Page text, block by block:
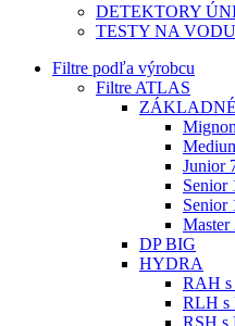
DETEKTORY
TESTY NA VODU
Filtre podľa výrobcu
Filtre ATLAS
Junior
Senior
Senior
Master
DP BIG
HYDRA
RAH s
RLH s
RSH s